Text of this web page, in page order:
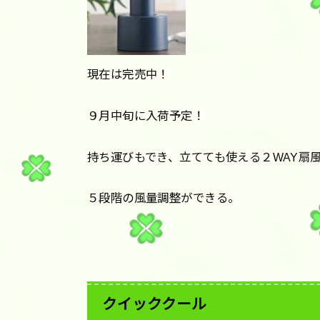
現在は完売中！
９月中旬に入荷予定！
持ち運びもでき、立てても使える２WAY扇
５段階の風量調整ができる。
クイッククール